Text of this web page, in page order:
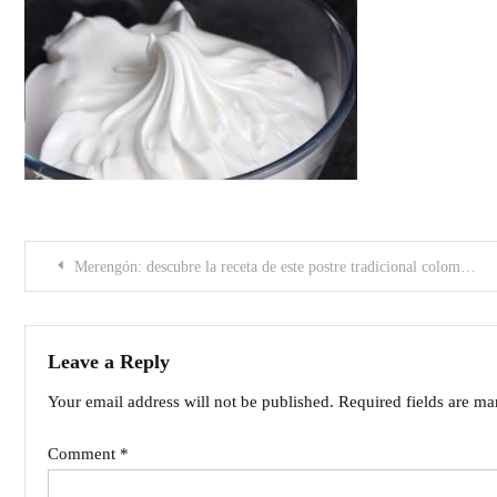
PostMerengón: descubre la receta de este postre tradicional colombiano y prepáralo en casa
Leave a Reply
Your email address will not be published. Required fields are
Comment *